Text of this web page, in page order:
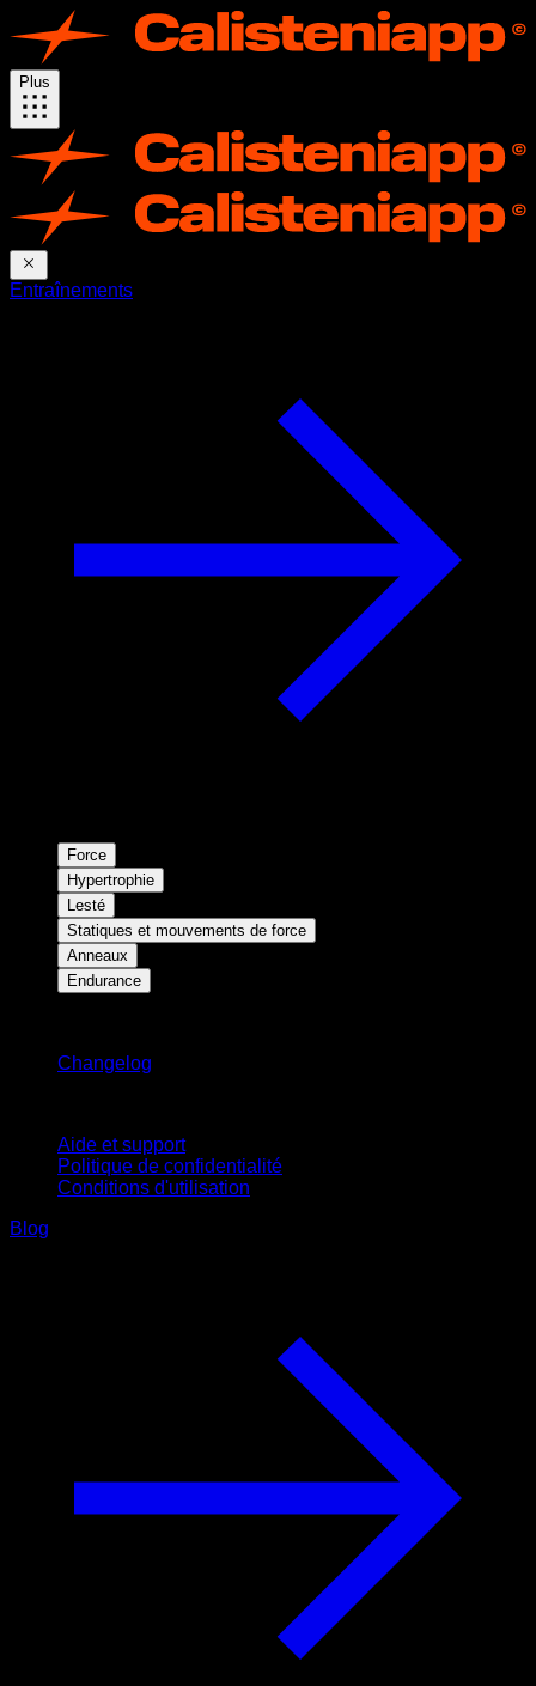
Plus
Entraînements
Force
Hypertrophie
Lesté
Statiques et mouvements de force
Anneaux
Endurance
Changelog
Aide et support
Politique de confidentialité
Conditions d'utilisation
Blog